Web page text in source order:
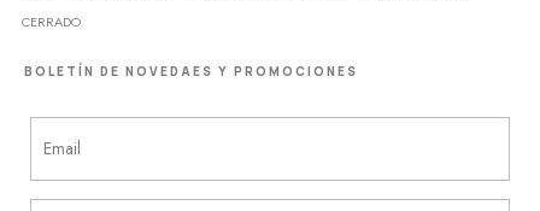
CERRADO
BOLETÍN DE NOVEDAES Y PROMOCIONES